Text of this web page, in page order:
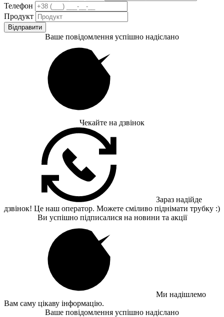
Телефон
Продукт
Відправити
Ваше повідомлення успішно надіслано
Чекайте на дзвінок
Зараз надійде
дзвінок! Це наш оператор. Можете сміливо піднімати трубку :)
Ви успішно підписалися на новини та акції
Ми надішлемо
Вам саму цікаву інформацію.
Ваше повідомлення успішно надіслано